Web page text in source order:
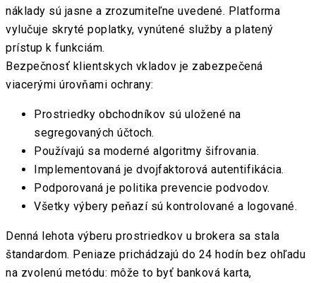
náklady sú jasne a zrozumiteľne uvedené. Platforma
vylučuje skryté poplatky, vynútené služby a platený
prístup k funkciám.
Bezpečnosť klientskych vkladov je zabezpečená
viacerými úrovňami ochrany:
Prostriedky obchodníkov sú uložené na
segregovaných účtoch.
Používajú sa moderné algoritmy šifrovania.
Implementovaná je dvojfaktorová autentifikácia.
Podporovaná je politika prevencie podvodov.
Všetky výbery peňazí sú kontrolované a logované.
Denná lehota výberu prostriedkov u brokera sa stala
štandardom. Peniaze prichádzajú do 24 hodín bez ohľadu
na zvolenú metódu: môže to byť banková karta,